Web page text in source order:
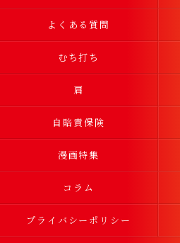
よくある質問
むち打ち
肩
自賠責保険
漫画特集
コラム
プライバシーポリシー